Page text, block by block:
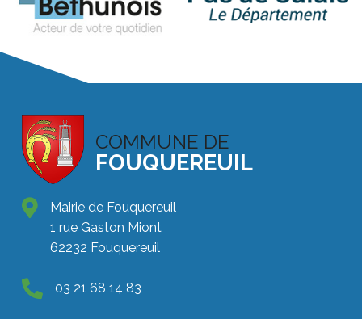
COMMUNE DE
FOUQUEREUIL
Mairie de Fouquereuil
1 rue Gaston Miont
62232 Fouquereuil
03 21 68 14 83